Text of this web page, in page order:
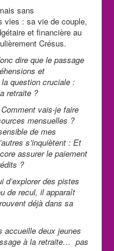
sans
vies : sa vie de couple,
et financière au
Crésus.
dire que le passage
et
question cruciale :
retraite ?
vais-je faire
mensuelles ?
de mes
s’inquiètent : Et
assurer le paiement
?
d’explorer des pistes
de recul, il apparaît
déjà dans sa
accueille deux jeunes
à la retraite… pas